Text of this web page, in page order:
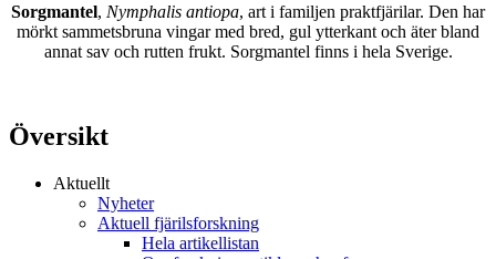
Sorgmantel, Nymphalis antiopa, art i familjen praktfjärilar. Den har
mörkt sammetsbruna vingar med bred, gul ytterkant och äter bland
annat sav och rutten frukt. Sorgmantel finns i hela Sverige.
Översikt
Aktuellt
Nyheter
Aktuell fjärilsforskning
Hela artikellistan